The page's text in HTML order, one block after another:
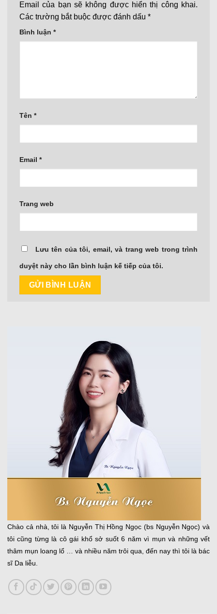
Email của bạn sẽ không được hiển thị công khai.
Các trường bắt buộc được đánh dấu *
Bình luận *
Tên *
Email *
Trang web
Lưu tên của tôi, email, và trang web trong trình
duyệt này cho lần bình luận kế tiếp của tôi.
Chào cả nhà, tôi là Nguyễn Thị Hồng Ngọc (bs Nguyễn Ngọc) và
tôi cũng từng là cô gái khổ sở suốt 6 năm vì mụn và những vết
thâm mụn loang lổ … và nhiều năm trôi qua, đến nay thì tôi là bác
sĩ Da liễu.